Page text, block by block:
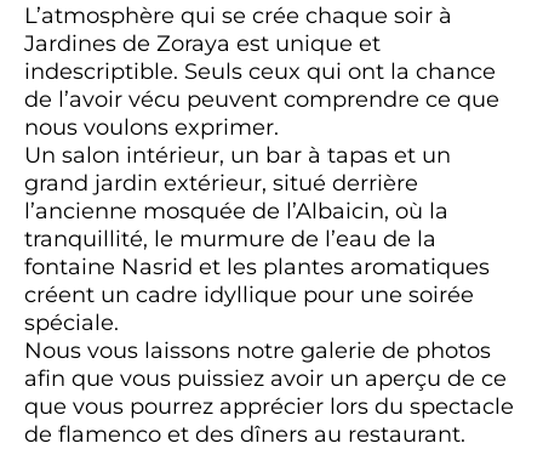
L’atmosphère qui se crée chaque soir à
Jardines de Zoraya est unique et
indescriptible. Seuls ceux qui ont la chance
de l’avoir vécu peuvent comprendre ce que
nous voulons exprimer.
Un salon intérieur, un bar à tapas et un
grand jardin extérieur, situé derrière
l’ancienne mosquée de l’Albaicin, où la
tranquillité, le murmure de l’eau de la
fontaine Nasrid et les plantes aromatiques
créent un cadre idyllique pour une soirée
spéciale.
Nous vous laissons notre galerie de photos
afin que vous puissiez avoir un aperçu de ce
que vous pourrez apprécier lors du spectacle
de flamenco et des dîners au restaurant.